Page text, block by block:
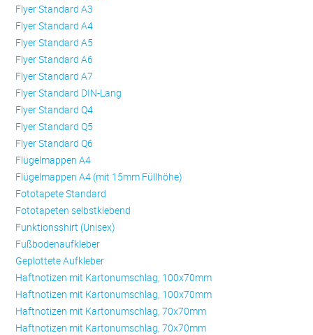
Flyer Standard A3
Flyer Standard A4
Flyer Standard A5
Flyer Standard A6
Flyer Standard A7
Flyer Standard DIN-Lang
Flyer Standard Q4
Flyer Standard Q5
Flyer Standard Q6
Flügelmappen A4
Flügelmappen A4 (mit 15mm Füllhöhe)
Fototapete Standard
Fototapeten selbstklebend
Funktionsshirt (Unisex)
Fußbodenaufkleber
Geplottete Aufkleber
Haftnotizen mit Kartonumschlag, 100x70mm
Haftnotizen mit Kartonumschlag, 100x70mm
Haftnotizen mit Kartonumschlag, 70x70mm
Haftnotizen mit Kartonumschlag, 70x70mm